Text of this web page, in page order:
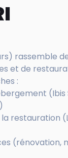
rassemble
et de
:
(Ibis
restauration
(rénovation,